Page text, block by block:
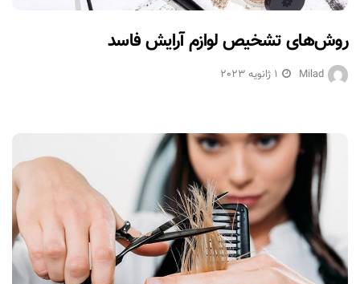
روش‌های تشخیص لوازم آرایش فاسد
Milad 1 ژانویه 2023